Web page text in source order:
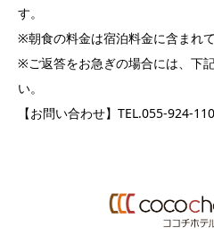
す。
※朝食の料金は宿泊料金に含まれて
※ご返答をお急ぎの場合には、下
い。
【お問い合わせ】TEL.055-924-